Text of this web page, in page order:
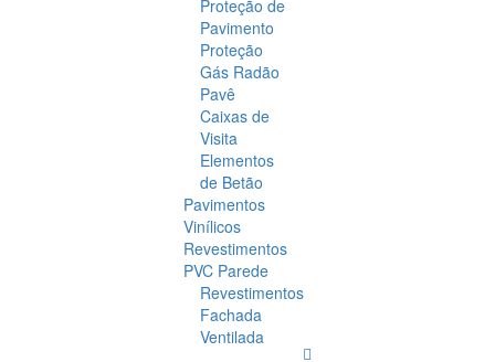
Proteção de
Pavimento
Proteção
Gás Radão
Pavê
Caixas de
Visita
Elementos
de Betão
Pavimentos
Vinílicos
Revestimentos
PVC Parede
Revestimentos
Fachada
Ventilada